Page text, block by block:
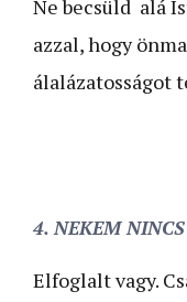
Ne becsüld alá
azzal, hogy
álalázatosságot
4. NEKEM
Elfoglalt vagy.